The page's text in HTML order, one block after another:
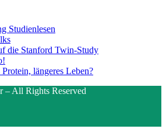
Studienlesen
die Stanford Twin-Study
längeres Leben?
– All Rights Reserved